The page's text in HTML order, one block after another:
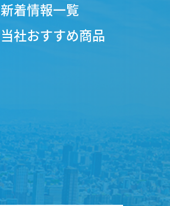
新着情報一覧
当社おすすめ商品